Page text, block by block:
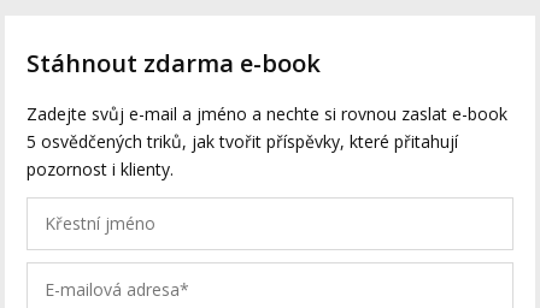
Stáhnout zdarma e-book
Zadejte svůj e-mail a jméno a nechte si rovnou zaslat e-book
5 osvědčených triků, jak tvořit příspěvky, které přitahují
pozornost i klienty.